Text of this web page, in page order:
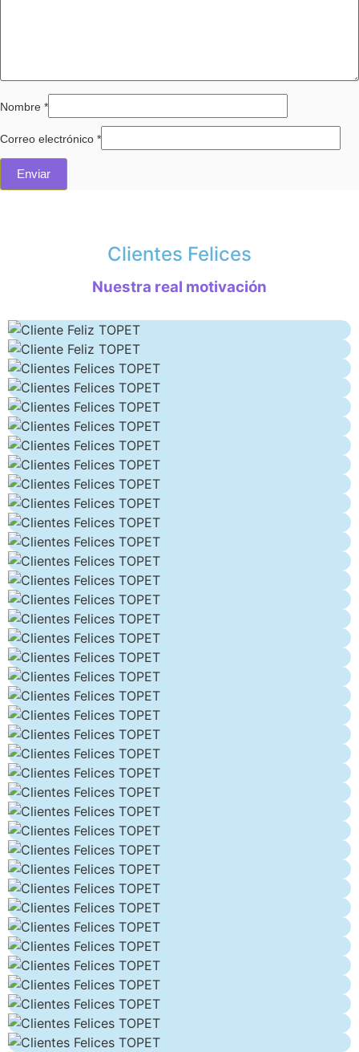
Nombre *
Correo electrónico *
Clientes Felices
Nuestra real motivación